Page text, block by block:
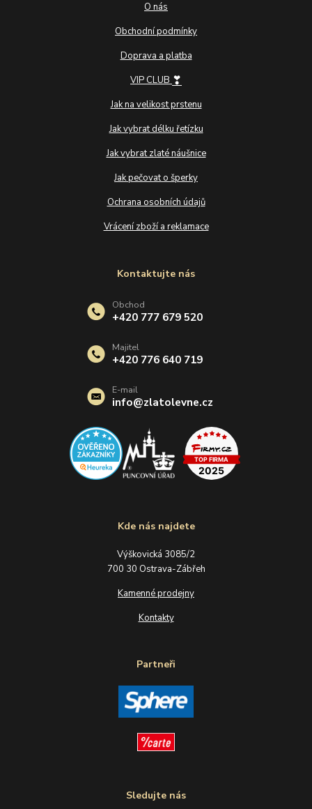
O nás
Obchodní podmínky
Doprava a platba
VIP CLUB ❣
Jak na velikost prstenu
Jak vybrat délku řetízku
Jak vybrat zlaté náušnice
Jak pečovat o šperky
Ochrana osobních údajů
Vrácení zboží a reklamace
Kde nás najdete
Výškovická 3085/2
700 30 Ostrava-Zábřeh
Kamenné prodejny
Kontakty
Partneři
Sledujte nás
Kontaktujte nás
Obchod
+420 777 679 520
Majitel
+420 776 640 719
E-mail
info@zlatolevne.cz